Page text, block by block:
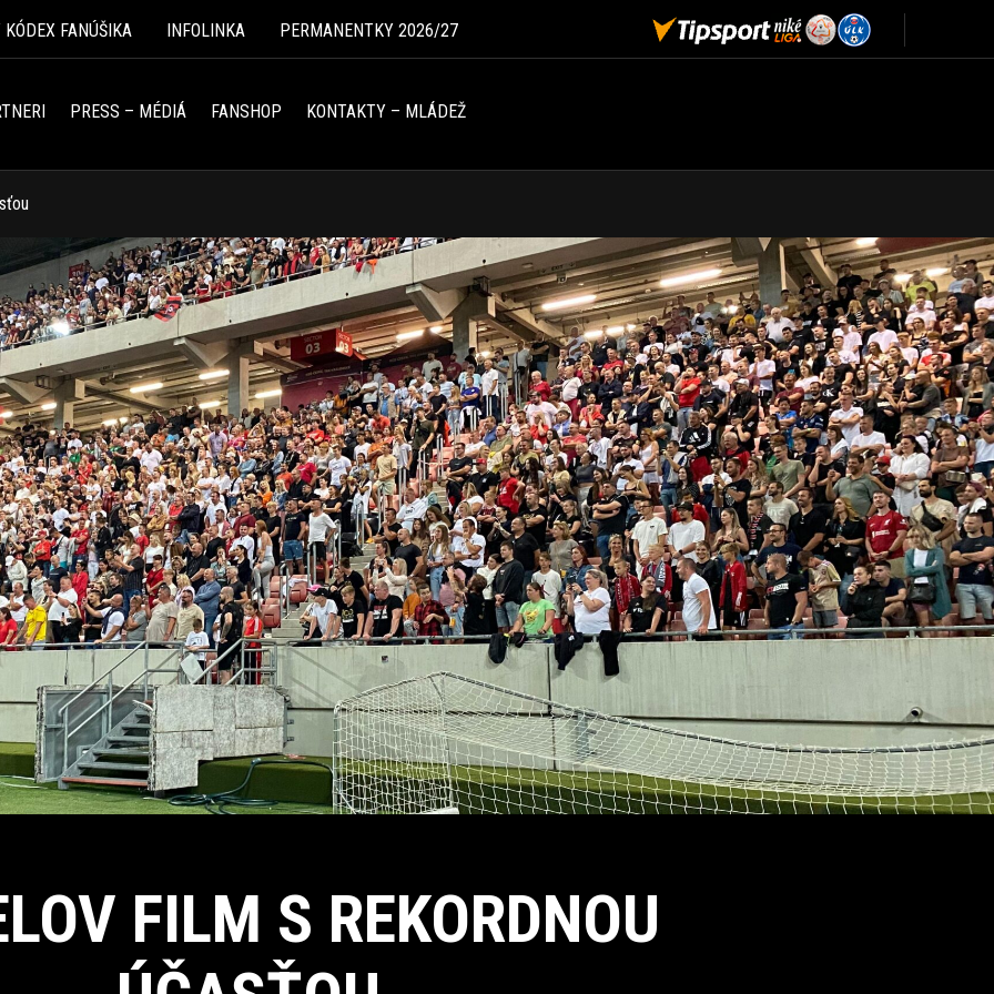
FANÚŠIKA INFOLINKA PERMANENTKY 2026/27
PRESS – MÉDIÁ FANSHOP KONTAKTY – MLÁDEŽ
FILM S REKORDNOU